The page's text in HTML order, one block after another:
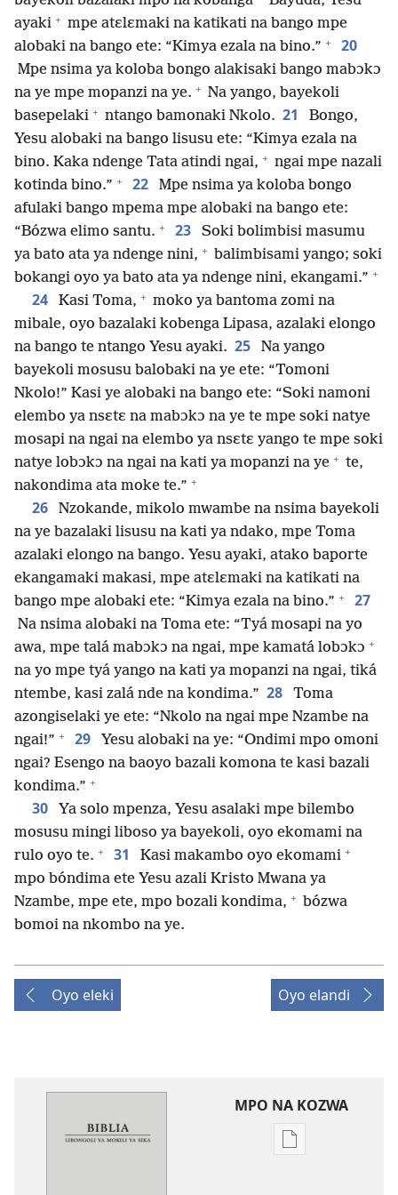
ayaki + mpe atɛlɛmaki na katikati na bango mpe
alobaki na bango ete: “Kimya ezala na bino.” + 20
Mpe nsima ya koloba bongo alakisaki bango mabɔkɔ
na ye mpe mopanzi na ye. + Na yango, bayekoli
basepelaki + ntango bamonaki Nkolo. 21
Bongo,
Yesu alobaki na bango lisusu ete: “Kimya ezala na
bino. Kaka ndenge Tata atindi ngai, + ngai mpe nazali
kotinda bino.” + 22
Mpe nsima ya koloba bongo
afulaki bango mpema mpe alobaki na bango ete:
“Bózwa elimo santu. + 23
Soki bolimbisi masumu
ya bato ata ya ndenge nini, + balimbisami yango; soki
bokangi oyo ya bato ata ya ndenge nini, ekangami.” +
24 Kasi Toma, + moko ya bantoma zomi na
mibale, oyo bazalaki kobenga Lipasa, azalaki elongo
na bango te ntango Yesu ayaki. 25
Na yango
bayekoli mosusu balobaki na ye ete: “Tomoni
Nkolo!” Kasi ye alobaki na bango ete: “Soki namoni
elembo ya nsɛtɛ na mabɔkɔ na ye te mpe soki natye
mosapi na ngai na elembo ya nsɛtɛ yango te mpe soki
natye lobɔkɔ na ngai na kati ya mopanzi na ye + te,
nakondima ata moke te.” +
26
Nzokande, mikolo mwambe na nsima bayekoli
na ye bazalaki lisusu na kati ya ndako, mpe Toma
azalaki elongo na bango. Yesu ayaki, atako baporte
ekangamaki makasi, mpe atɛlɛmaki na katikati na
bango mpe alobaki ete: “Kimya ezala na bino.” + 27
Na nsima alobaki na Toma ete: “Tyá mosapi na yo
awa, mpe talá mabɔkɔ na ngai, mpe kamatá lobɔkɔ +
na yo mpe tyá yango na kati ya mopanzi na ngai, tiká
ntembe, kasi zalá nde na kondima.” 28
Toma
azongiselaki ye ete: “Nkolo na ngai mpe Nzambe na
ngai!” + 29
Yesu alobaki na ye: “Ondimi mpo omoni
ngai? Esengo na baoyo bazali komona te kasi bazali
kondima.” +
30
Ya solo mpenza, Yesu asalaki mpe bilembo
mosusu mingi liboso ya bayekoli, oyo ekomami na
rulo oyo te. + 31 Kasi makambo oyo ekomami +
mpo bóndima ete Yesu azali Kristo Mwana ya
Nzambe, mpe ete, mpo bozali kondima, + bózwa
bomoi na nkombo na ye.
Oyo eleki Oyo elandi
MPO NA KOZWA
Ndenge